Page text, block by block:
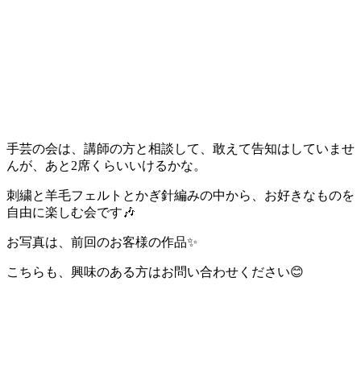
手芸の会は、講師の方と相談して、敢えて告知はしていませ
んが、あと2席くらいいけるかな。
刺繍と羊毛フェルトとかぎ針編みの中から、お好きなものを
自由に楽しむ会です🎶
お写真は、前回のお客様の作品✨
こちらも、興味のある方はお問い合わせください😊